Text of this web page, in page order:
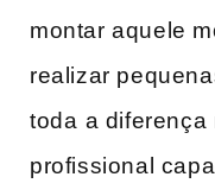
montar aquele
realizar
toda⁣ a diferença
profissional